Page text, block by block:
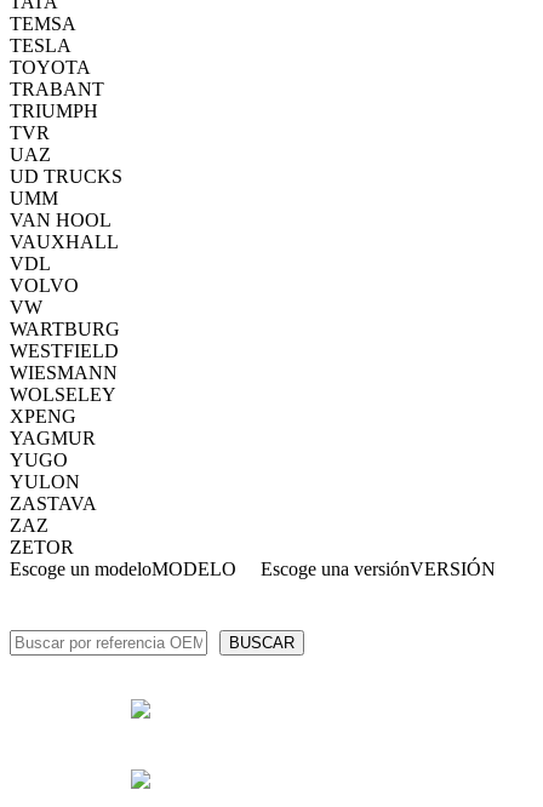
TEMSA
TESLA
TOYOTA
TRABANT
TRIUMPH
TVR
UAZ
UD TRUCKS
UMM
VAN HOOL
VAUXHALL
VDL
VOLVO
VW
WARTBURG
WESTFIELD
WIESMANN
WOLSELEY
XPENG
YAGMUR
YUGO
YULON
ZASTAVA
ZAZ
ZETOR
Escoge un modeloMODELO Escoge una versiónVERSIÓN